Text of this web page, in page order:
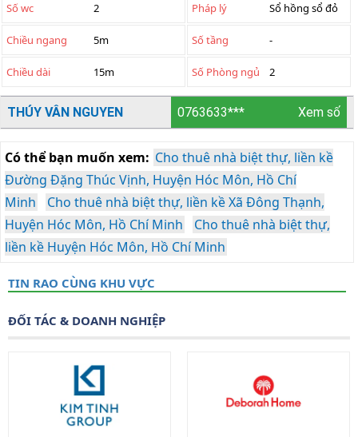
Số wc 2 Pháp lý Sổ hồng sổ đỏ
Chiều ngang 5m Số tầng -
Chiều dài 15m Số Phòng ngủ 2
THÚY VÂN NGUYEN 0763633*** Xem số
Có thể bạn muốn xem: Cho thuê nhà biệt thự, liền kề
Đường Đặng Thúc Vịnh, Huyện Hóc Môn, Hồ Chí
Minh
Cho thuê nhà biệt thự, liền kề Xã Đông Thạnh,
Huyện Hóc Môn, Hồ Chí Minh
Cho thuê nhà biệt thự,
liền kề Huyện Hóc Môn, Hồ Chí Minh
TIN RAO CÙNG KHU VỰC
ĐỐI TÁC & DOANH NGHIỆP